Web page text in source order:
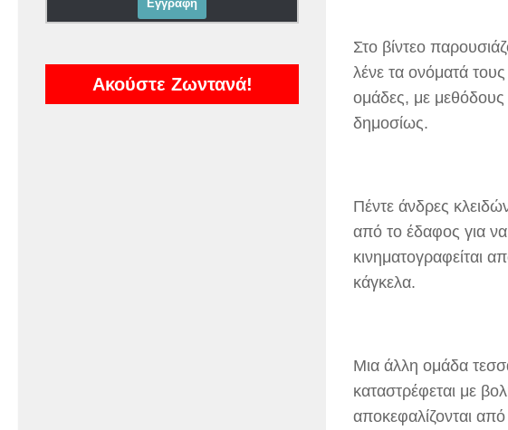
Στο βίντεο
λένε τα ονόματά τους
ομάδες, με μεθόδους
δημοσίως.
Πέντε άνδρες
από το έδαφος για
κινηματογραφείται
κάγκελα.
Μια άλλη ομάδα
καταστρέφεται με
αποκεφαλίζονται
Ακούστε Ζωντανά!